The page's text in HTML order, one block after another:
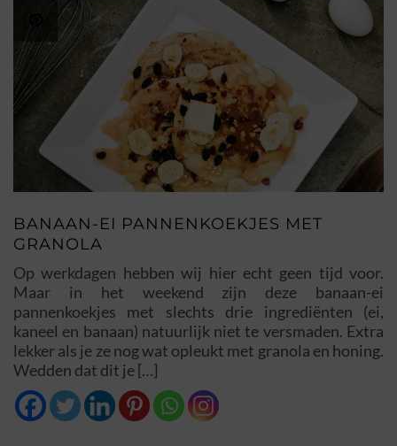
BANAAN-EI PANNENKOEKJES MET
GRANOLA
Op werkdagen hebben wij hier echt geen tijd voor.
Maar in het weekend zijn deze banaan-ei
pannenkoekjes met slechts drie ingrediënten (ei,
kaneel en banaan) natuurlijk niet te versmaden. Extra
lekker als je ze nog wat opleukt met granola en honing.
Wedden dat dit je […]